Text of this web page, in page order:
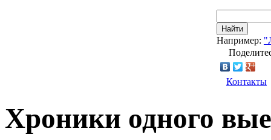
Найти
Например:
Контакты
Хроники одного